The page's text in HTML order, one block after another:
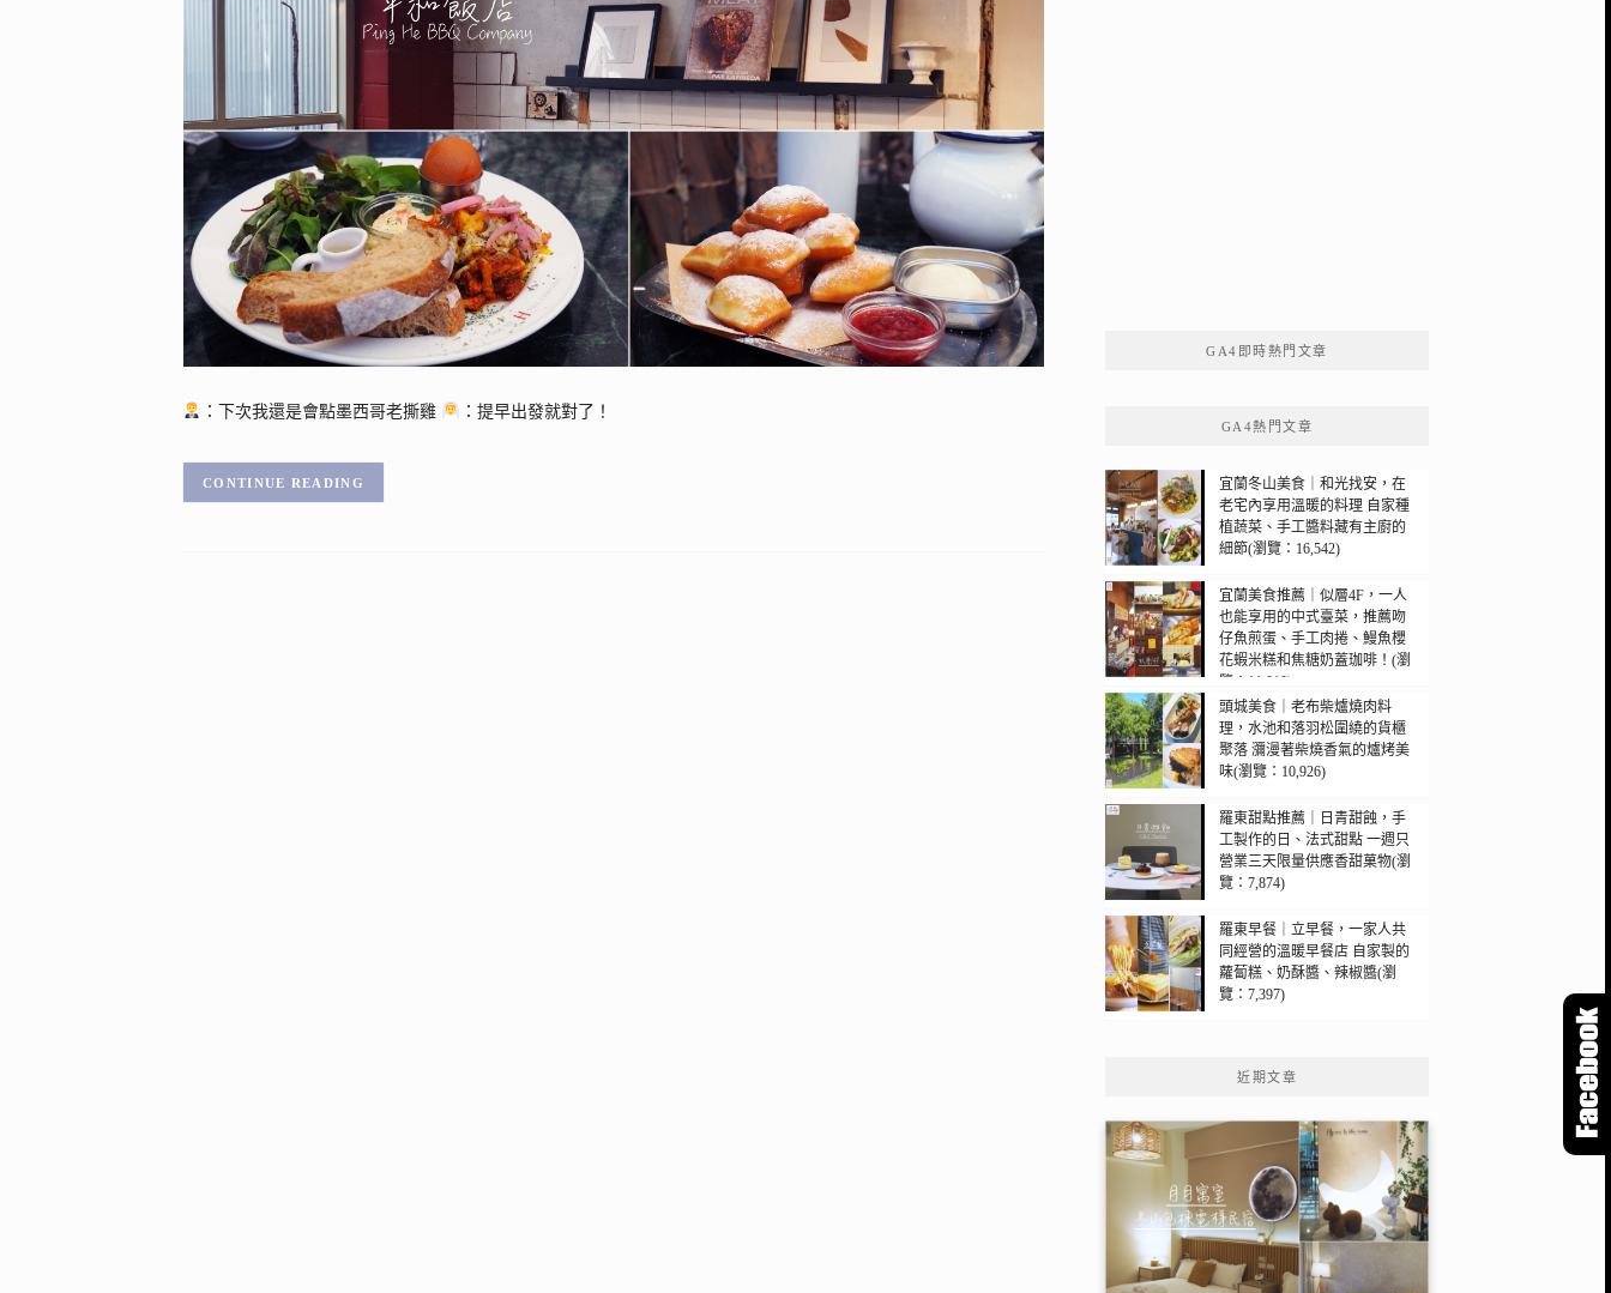
：下次我還是會點墨西哥老撕雞 ：提早出發就對了！
CONTINUE READING
GA4即時熱門文章
GA4熱門文章
宜蘭冬山美食｜和光找安，在
老宅內享用溫暖的料理 自家種
植蔬菜、手工醬料藏有主廚的
細節(瀏覽：16,542)
宜蘭美食推薦｜似層4F，一人
也能享用的中式臺菜，推薦吻
仔魚煎蛋、手工肉捲、鰻魚櫻
花蝦米糕和焦糖奶蓋珈啡！(瀏
覽：11,010)
頭城美食｜老布柴爐燒肉料
理，水池和落羽松圍繞的貨櫃
聚落 瀰漫著柴燒香氣的爐烤美
味(瀏覽：10,926)
羅東甜點推薦｜日青甜蝕，手
工製作的日、法式甜點 一週只
營業三天限量供應香甜菓物(瀏
覽：7,874)
羅東早餐｜立早餐，一家人共
同經營的溫暖早餐店 自家製的
蘿蔔糕、奶酥醬、辣椒醬(瀏
覽：7,397)
近期文章